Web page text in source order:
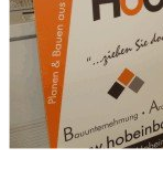
Gplus